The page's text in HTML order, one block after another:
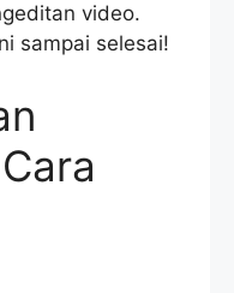
video.
sampai selesai!